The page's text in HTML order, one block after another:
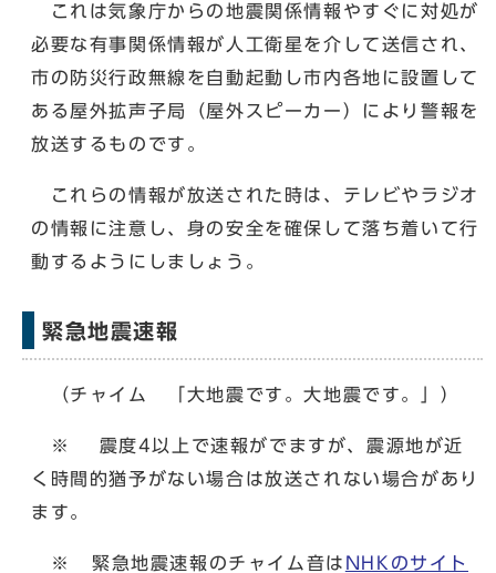
これは気象庁からの地震関係情報やすぐに対処が
必要な有事関係情報が人工衛星を介して送信され、
市の防災行政無線を自動起動し市内各地に設置して
ある屋外拡声子局（屋外スピーカー）により警報を
放送するものです。
これらの情報が放送された時は、テレビやラジオ
の情報に注意し、身の安全を確保して落ち着いて行
動するようにしましょう。
緊急地震速報
（チャイム 「大地震です。大地震です。」）
※ 震度4以上で速報がでますが、震源地が近
く時間的猶予がない場合は放送されない場合があり
ます。
※ 緊急地震速報のチャイム音は NHKのサイト